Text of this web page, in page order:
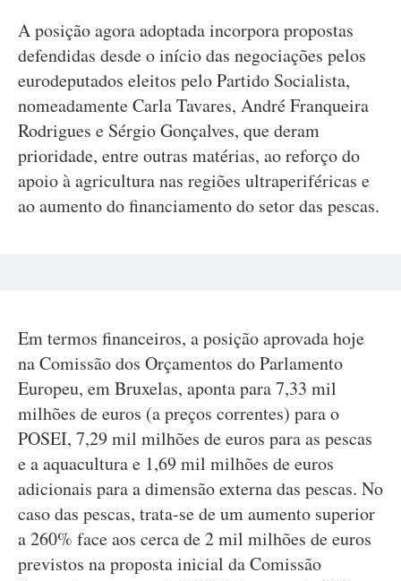
A posição agora adoptada incorpora propostas
defendidas desde o início das negociações pelos
eurodeputados eleitos pelo Partido Socialista,
nomeadamente Carla Tavares, André Franqueira
Rodrigues e Sérgio Gonçalves, que deram
prioridade, entre outras matérias, ao reforço do
apoio à agricultura nas regiões ultraperiféricas e
ao aumento do financiamento do setor das pescas.
Em termos financeiros, a posição aprovada hoje
na Comissão dos Orçamentos do Parlamento
Europeu, em Bruxelas, aponta para 7,33 mil
milhões de euros (a preços correntes) para o
POSEI, 7,29 mil milhões de euros para as pescas
e a aquacultura e 1,69 mil milhões de euros
adicionais para a dimensão externa das pescas. No
caso das pescas, trata-se de um aumento superior
a 260% face aos cerca de 2 mil milhões de euros
previstos na proposta inicial da Comissão